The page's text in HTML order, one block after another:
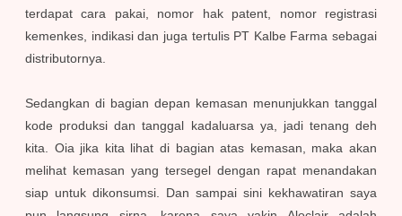
terdapat cara pakai, nomor hak patent, nomor registrasi
kemenkes, indikasi dan juga tertulis PT Kalbe Farma sebagai
distributornya.
Sedangkan di bagian depan kemasan menunjukkan tanggal
kode produksi dan tanggal kadaluarsa ya, jadi tenang deh
kita. Oia jika kita lihat di bagian atas kemasan, maka akan
melihat kemasan yang tersegel dengan rapat menandakan
siap untuk dikonsumsi. Dan sampai sini kekhawatiran saya